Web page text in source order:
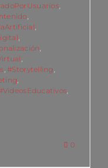
#Storytelling
0